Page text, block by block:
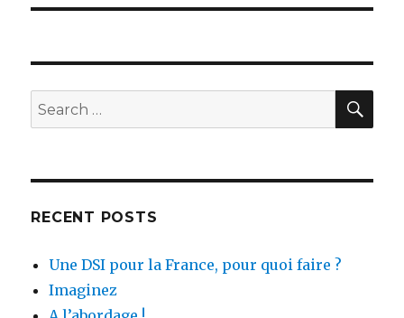
Search
for:
RECENT POSTS
Une DSI pour la France, pour quoi faire ?
Imaginez